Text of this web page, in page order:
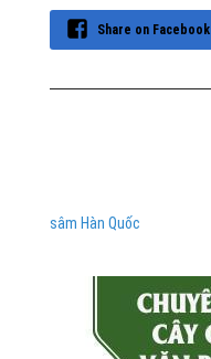
Share on Facebook
sâm Hàn Quốc